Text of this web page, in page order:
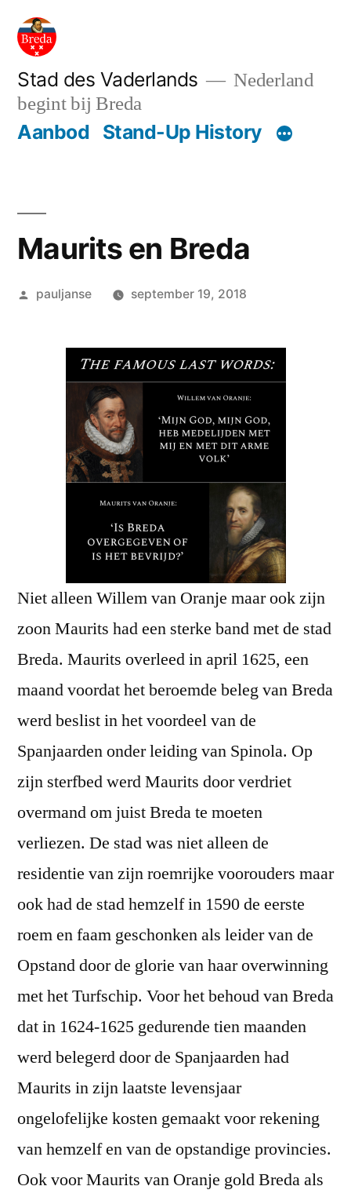
naar
inhoud
Stad des Vaderlands
Nederland
begint bij Breda
Aanbod Stand-Up History
Maurits en Breda
Geplaatst
pauljanse september 19, 2018
Niet alleen Willem van Oranje maar ook zijn
zoon Maurits had een sterke band met de stad
Breda. Maurits overleed in april 1625, een
maand voordat het beroemde beleg van Breda
werd beslist in het voordeel van de
Spanjaarden onder leiding van Spinola. Op
zijn sterfbed werd Maurits door verdriet
overmand om juist Breda te moeten
verliezen. De stad was niet alleen de
residentie van zijn roemrijke voorouders maar
ook had de stad hemzelf in 1590 de eerste
roem en faam geschonken als leider van de
Opstand door de glorie van haar overwinning
met het Turfschip. Voor het behoud van Breda
dat in 1624-1625 gedurende tien maanden
werd belegerd door de Spanjaarden had
Maurits in zijn laatste levensjaar
ongelofelijke kosten gemaakt voor rekening
van hemzelf en van de opstandige provincies.
Ook voor Maurits van Oranje gold Breda als